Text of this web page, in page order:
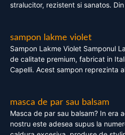
stralucitor, rezistent si sanatos.
sampon lakme violet
Sampon Lakme Violet Samponul
de calitate premium, fabricat in
Capelli. Acest sampon reprezinta
masca de par sau balsam
Masca de par sau balsam? In era
nostru este adesea supus la